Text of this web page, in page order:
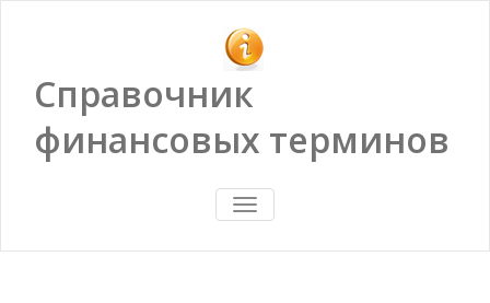
Справочник
финансовых терминов
ПОКАЗАТЬ/
СКРЫТЬ